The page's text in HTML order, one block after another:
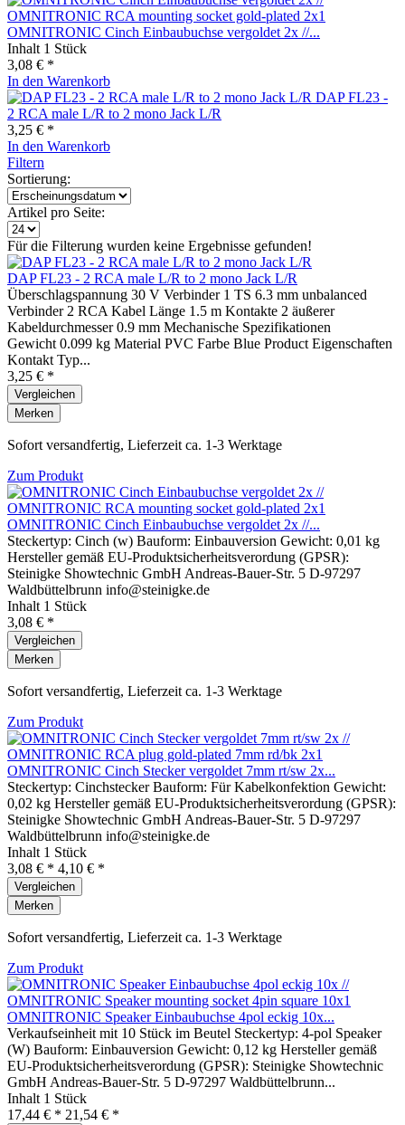
OMNITRONIC Cinch Einbaubuchse vergoldet 2x //...
Inhalt 1 Stück
3,08 € *
In den Warenkorb
DAP FL23 -
2 RCA male L/R to 2 mono Jack L/R
3,25 € *
In den Warenkorb
Filtern
Sortierung:
Artikel pro Seite:
Für die Filterung wurden keine Ergebnisse gefunden!
DAP FL23 - 2 RCA male L/R to 2 mono Jack L/R
Überschlagspannung 30 V Verbinder 1 TS 6.3 mm unbalanced
Verbinder 2 RCA Kabel Länge 1.5 m Kontakte 2 äußerer
Kabeldurchmesser 0.9 mm Mechanische Spezifikationen
Gewicht 0.099 kg Material PVC Farbe Blue Product Eigenschaften
Kontakt Typ...
3,25 € *
Vergleichen
Merken
Sofort versandfertig, Lieferzeit ca. 1-3 Werktage
Zum Produkt
OMNITRONIC Cinch Einbaubuchse vergoldet 2x //...
Steckertyp: Cinch (w) Bauform: Einbauversion Gewicht: 0,01 kg
Hersteller gemäß EU-Produktsicherheitsverordung (GPSR):
Steinigke Showtechnic GmbH Andreas-Bauer-Str. 5 D-97297
Waldbüttelbrunn info@steinigke.de
Inhalt 1 Stück
3,08 € *
Vergleichen
Merken
Sofort versandfertig, Lieferzeit ca. 1-3 Werktage
Zum Produkt
OMNITRONIC Cinch Stecker vergoldet 7mm rt/sw 2x...
Steckertyp: Cinchstecker Bauform: Für Kabelkonfektion Gewicht:
0,02 kg Hersteller gemäß EU-Produktsicherheitsverordung (GPSR):
Steinigke Showtechnic GmbH Andreas-Bauer-Str. 5 D-97297
Waldbüttelbrunn info@steinigke.de
Inhalt 1 Stück
3,08 € * 4,10 € *
Vergleichen
Merken
Sofort versandfertig, Lieferzeit ca. 1-3 Werktage
Zum Produkt
OMNITRONIC Speaker Einbaubuchse 4pol eckig 10x...
Verkaufseinheit mit 10 Stück im Beutel Steckertyp: 4-pol Speaker
(W) Bauform: Einbauversion Gewicht: 0,12 kg Hersteller gemäß
EU-Produktsicherheitsverordung (GPSR): Steinigke Showtechnic
GmbH Andreas-Bauer-Str. 5 D-97297 Waldbüttelbrunn...
Inhalt 1 Stück
17,44 € * 21,54 € *